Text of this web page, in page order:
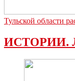
Тульской области
ИСТОРИИ.